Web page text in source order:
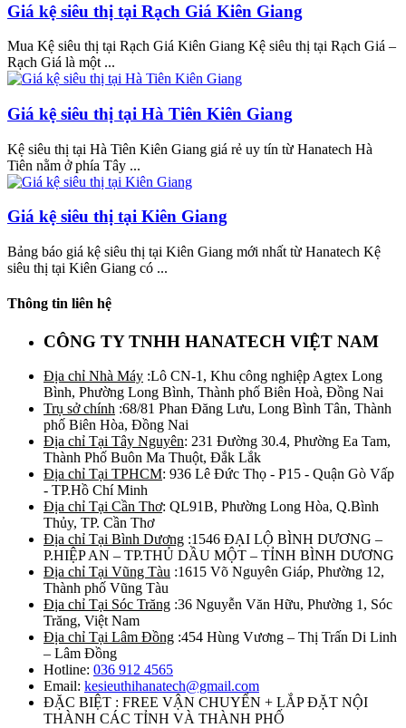
Giá kệ siêu thị tại Rạch Giá Kiên Giang
Mua Kệ siêu thị tại Rạch Giá Kiên Giang Kệ siêu thị tại Rạch Giá –
Rạch Giá là một ...
Giá kệ siêu thị tại Hà Tiên Kiên Giang
Kệ siêu thị tại Hà Tiên Kiên Giang giá rẻ uy tín từ Hanatech Hà
Tiên nằm ở phía Tây ...
Giá kệ siêu thị tại Kiên Giang
Bảng báo giá kệ siêu thị tại Kiên Giang mới nhất từ Hanatech Kệ
siêu thị tại Kiên Giang có ...
Thông tin liên hệ
CÔNG TY TNHH HANATECH VIỆT NAM
Địa chỉ Nhà Máy :Lô CN-1, Khu công nghiệp Agtex Long
Bình, Phường Long Bình, Thành phố Biên Hoà, Đồng Nai
Trụ sở chính :68/81 Phan Đăng Lưu, Long Bình Tân, Thành
phố Biên Hòa, Đồng Nai
Địa chỉ Tại Tây Nguyên: 231 Đường 30.4, Phường Ea Tam,
Thành Phố Buôn Ma Thuột, Đắk Lắk
Địa chỉ Tại TPHCM: 936 Lê Đức Thọ - P15 - Quận Gò Vấp
- TP.Hồ Chí Minh
Địa chỉ Tại Cần Thơ: QL91B, Phường Long Hòa, Q.Bình
Thủy, TP. Cần Thơ
Địa chỉ Tại Bình Dương :1546 ĐẠI LỘ BÌNH DƯƠNG –
P.HIỆP AN – TP.THỦ DẦU MỘT – TỈNH BÌNH DƯƠNG
Địa chỉ Tại Vũng Tàu :1615 Võ Nguyên Giáp, Phường 12,
Thành phố Vũng Tàu
Địa chỉ Tại Sóc Trăng :36 Nguyễn Văn Hữu, Phường 1, Sóc
Trăng, Việt Nam
Địa chỉ Tại Lâm Đồng :454 Hùng Vương – Thị Trấn Di Linh
– Lâm Đồng
Hotline: 036 912 4565
Email: kesieuthihanatech@gmail.com
ĐẶC BIỆT : FREE VẬN CHUYỂN + LẮP ĐẶT NỘI
THÀNH CÁC TỈNH VÀ THÀNH PHỐ